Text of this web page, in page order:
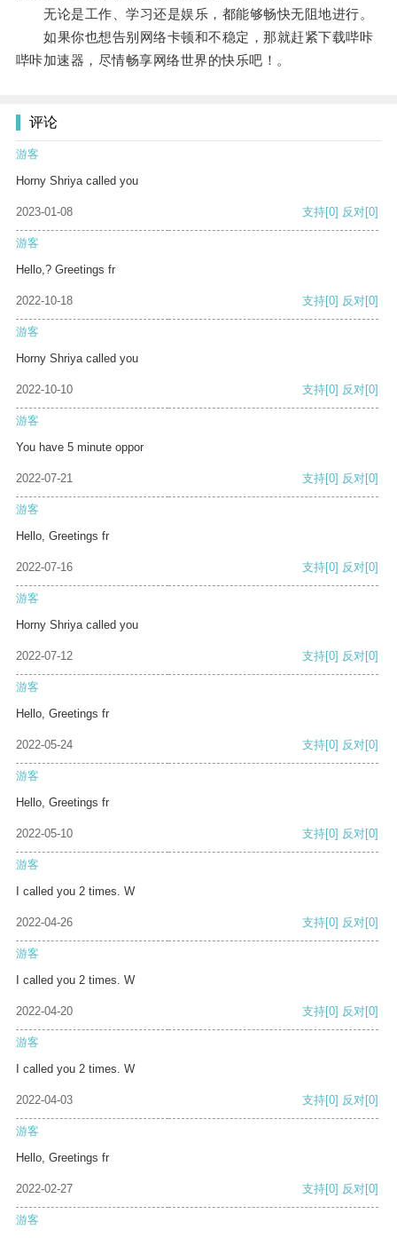
无论是工作、学习还是娱乐，都能够畅快无阻地进行。
如果你也想告别网络卡顿和不稳定，那就赶紧下载哔咔
哔咔加速器，尽情畅享网络世界的快乐吧！。
评论
游客
Horny Shriya called you
2023-01-08 支持[0] 反对[0]
游客
Hello,? Greetings fr
2022-10-18 支持[0] 反对[0]
游客
Horny Shriya called you
2022-10-10 支持[0] 反对[0]
游客
You have 5 minute oppor
2022-07-21 支持[0] 反对[0]
游客
Hello, Greetings fr
2022-07-16 支持[0] 反对[0]
游客
Horny Shriya called you
2022-07-12 支持[0] 反对[0]
游客
Hello, Greetings fr
2022-05-24 支持[0] 反对[0]
游客
Hello, Greetings fr
2022-05-10 支持[0] 反对[0]
游客
I called you 2 times. W
2022-04-26 支持[0] 反对[0]
游客
I called you 2 times. W
2022-04-20 支持[0] 反对[0]
游客
I called you 2 times. W
2022-04-03 支持[0] 反对[0]
游客
Hello, Greetings fr
2022-02-27 支持[0] 反对[0]
游客